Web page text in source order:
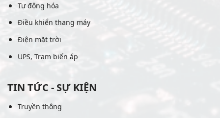
Tự động hóa
Điều khiển thang máy
Điện mặt trời
UPS, Trạm biến áp
TIN TỨC - SỰ KIỆN
Truyền thông